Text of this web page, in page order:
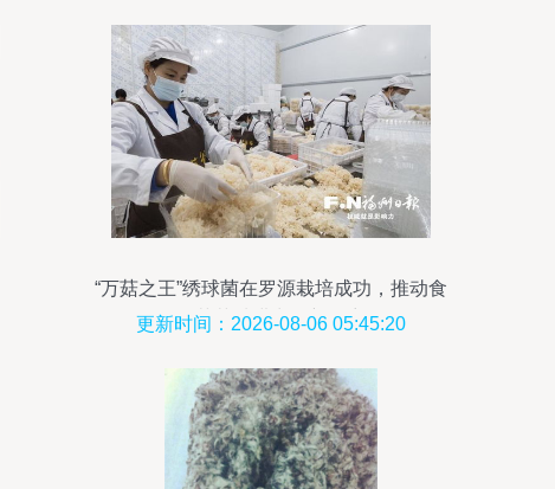
“万菇之王”绣球菌在罗源栽培成功，推动食
用菌菌种进出口新篇章
更新时间：2026-08-06 05:45:20